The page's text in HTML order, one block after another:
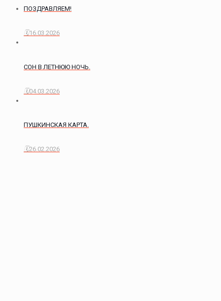
ПОЗДРАВЛЯЕМ!
16.03.2026
СОН В ЛЕТНЮЮ НОЧЬ.
04.03.2026
ПУШКИНСКАЯ КАРТА.
26.02.2026